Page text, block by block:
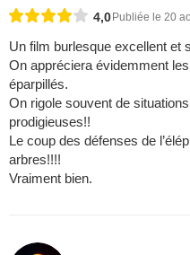
4,0Publiée le 20
Un film burlesque excellent et
On appréciera évidemment
éparpillés.
On rigole souvent de
prodigieuses!!
Le coup des défenses de
arbres!!!!
Vraiment bien.